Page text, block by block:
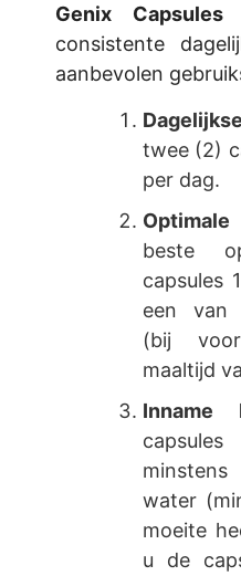
Genix Capsules
consistente
aanbevolen
twee (2)
per dag.
beste
capsules
een van
(bij
maaltijd
Inname
water
moeite
u de